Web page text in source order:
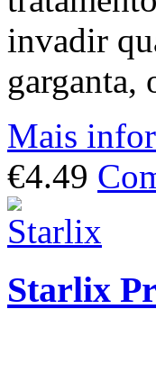
invadir
garganta,
Mais
€4.49
Starlix